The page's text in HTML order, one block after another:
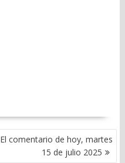
El comentario de hoy, martes
15 de julio 2025